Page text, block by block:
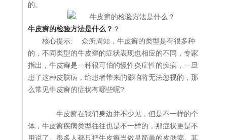
的。
牛皮癣的检验方法是什么？ ？
核心提示: 众所周知，牛皮癣的类型是有很多种
的，不同类型的牛皮癣的症状表现也相应的不同，专家
指出，牛皮癣是一种很可怕的慢性炎症性的疾病，一旦
患了这种皮肤病，给患者带来的影响将无法忽视的，那
么常见牛皮癣的症状有哪些呢?
牛皮癣在我们身边并不少见，但是不一样的个
体，牛皮癣疾病类型往往也是不一样的，那症状更是不
用说了。很多人都只把牛皮癣当做是简单的皮肤病。其